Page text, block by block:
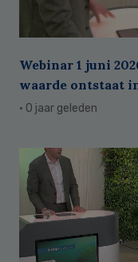
Webinar 1 juni
waarde ontstaat
· 0 jaar geleden